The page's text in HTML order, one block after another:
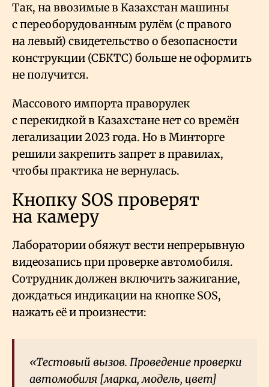
Так, на ввозимые в Казахстан машины
с переоборудованным рулём (с правого
на левый) свидетельство о безопасности
конструкции (СБКТС) больше не оформить
не получится.
Массового импорта праворулек
с перекидкой в Казахстане нет со времён
легализации 2023 года. Но в Минторге
решили закрепить запрет в правилах,
чтобы практика не вернулась.
Кнопку SOS проверят
на камеру
Лаборатории обяжут вести непрерывную
видеозапись при проверке автомобиля.
Сотрудник должен включить зажигание,
дождаться индикации на кнопке SOS,
нажать её и произнести:
«Тестовый вызов. Проведение проверки
автомобиля [марка, модель, цвет]